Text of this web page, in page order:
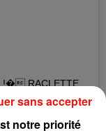
!�️ RACLETTE
de terre,
et bien sûr....
merci à
notre priorité
sans accepter